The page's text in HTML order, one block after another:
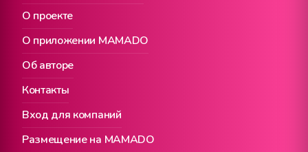
О проекте
Вход для компаний
О приложении MAMADO
Размещение на MAMADO
Об авторе
Контакты